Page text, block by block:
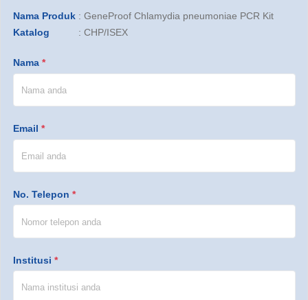
Nama Produk: GeneProof Chlamydia pneumoniae PCR Kit
Katalog
: CHP/ISEX
Nama *
Email *
No. Telepon *
Institusi *